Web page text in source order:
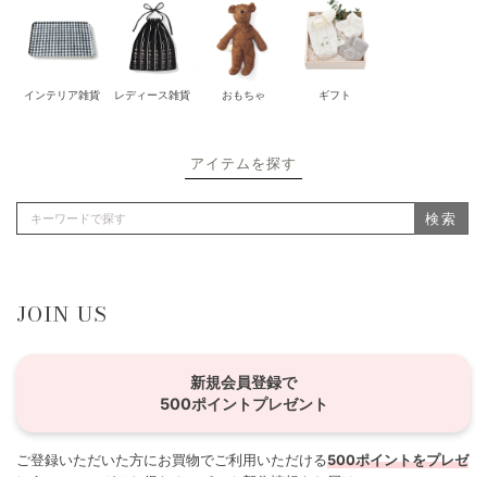
インテリア雑貨 レディース雑貨 おもちゃ ギフト
アイテムを探す
検索
JOIN US
新規会員登録で
500ポイントプレゼント
ご登録いただいた方にお買物でご利用いただける500ポイントをプレゼ